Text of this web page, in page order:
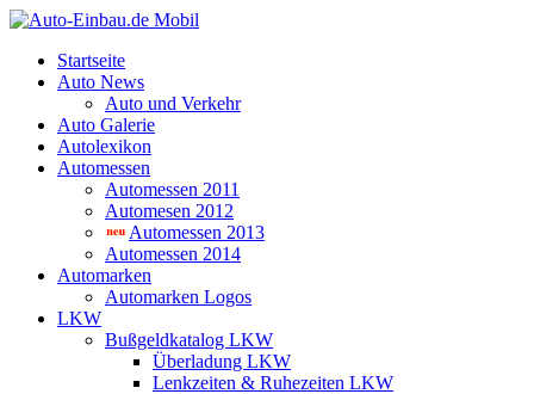
Startseite
Auto News
Auto und Verkehr
Auto Galerie
Autolexikon
Automessen
Automessen 2011
Automesen 2012
Automessen 2013
Automessen 2014
Automarken
Automarken Logos
LKW
Bußgeldkatalog LKW
Überladung LKW
Lenkzeiten & Ruhezeiten LKW